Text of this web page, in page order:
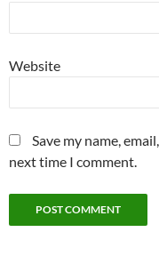
Website
Save my name,
next time I comment.